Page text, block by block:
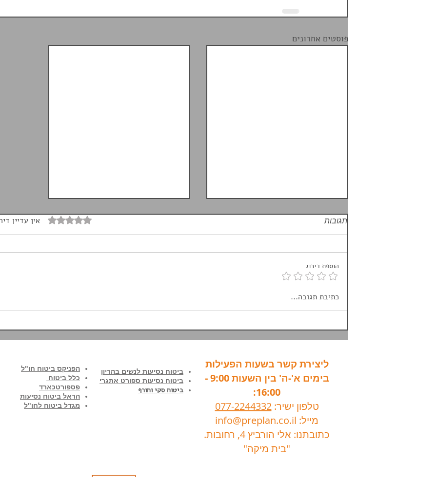
פוסטים אחרונים
ביטוח נסיעות לחו"ל | שאלות
תגובות דירוג של 0 מתוך 5 כוכבים אין עדיין
הוספת דירוג
כתיבת תגובה...
ליצירת קשר בשעות הפעילות
בימים א'-ה' בין השעות 9:00 -
16:00:
טלפון ישיר:077-2244332
מייל: info@preplan.co.il
כתובתנו: אלי הורביץ 4, רחובות.
"בית מיקה"
ביטוח נסיעות לנשים בהריון
ביטוח נסיעות ספורט אתגרי
ביטוח סקי וחורף
הפניקס ביטוח חו"ל
כלל ביטוח
פספורטכארד
הראל ביטוח נסיעות
מגדל ביטוח לחו"ל